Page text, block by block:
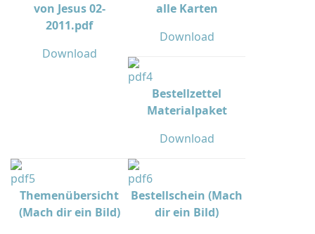
von Jesus 02-
2011.pdf
Download
alle Karten
Download
Bestellzettel
Materialpaket
Download
Themenübersicht
(Mach dir ein Bild)
Bestellschein (Mach
dir ein Bild)